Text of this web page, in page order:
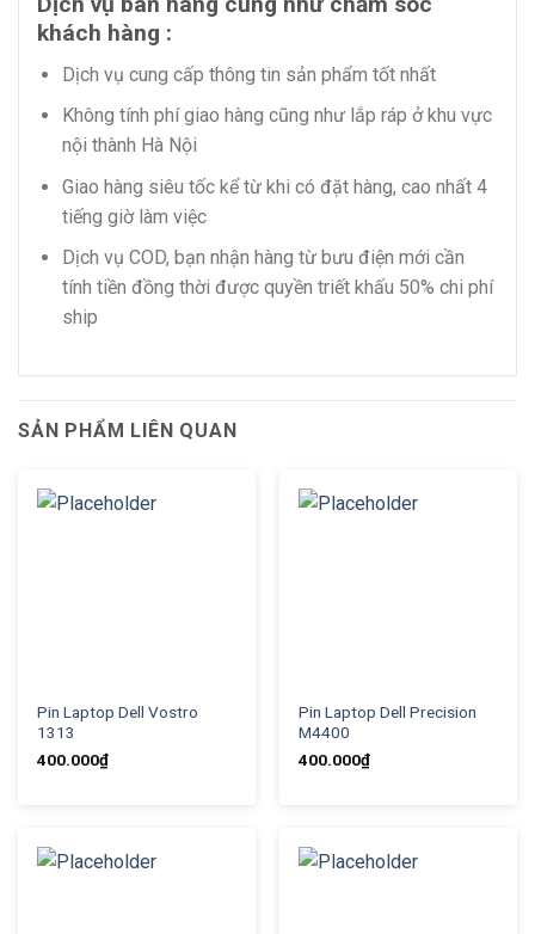
khách hàng :
Dịch vụ cung cấp thông tin sản phẩm tốt nhất
Không tính phí giao hàng cũng như lắp ráp ở khu vực
nội thành Hà Nội
Giao hàng siêu tốc kể từ khi có đặt hàng, cao nhất 4
tiếng giờ làm việc
Dịch vụ COD, bạn nhận hàng từ bưu điện mới cần
tính tiền đồng thời được quyền triết khấu 50% chi phí
ship
SẢN PHẨM LIÊN QUAN
Pin Laptop Dell Vostro
1313
400.000₫
Pin Laptop Dell Precision
M4400
400.000₫